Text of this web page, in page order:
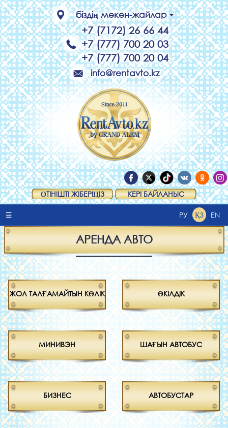
біздің мекен-жайлар
+7 (7172) 26 66 44
+7 (777) 700 20 03
+7 (777) 700 20 04
info@rentavto.kz
ӨТІНІШТІ ЖІБЕРІҢІЗ КЕРІ БАЙЛАНЫС
☰ РУ ҚЗ EN
АРЕНДА АВТО
ЖОЛ ТАЛҒАМАЙТЫН КӨЛІК ӨКІЛДІК
МИНИВЭН ШАҒЫН АВТОБУС
БИЗНЕС АВТОБУСТАР